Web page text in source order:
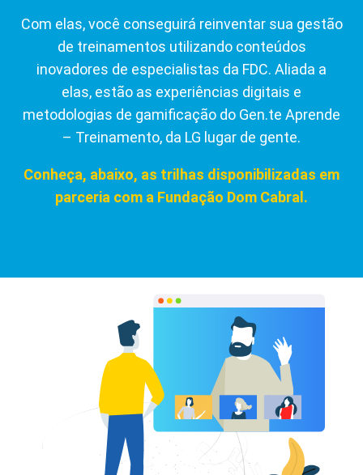
Com elas, você conseguirá reinventar sua gestão
de treinamentos utilizando conteúdos
inovadores de especialistas da FDC. Aliada a
elas, estão as experiências digitais e
metodologias de gamificação do Gen.te Aprende
– Treinamento, da LG lugar de gente.
Conheça, abaixo, as trilhas disponibilizadas em
parceria com a Fundação Dom Cabral.